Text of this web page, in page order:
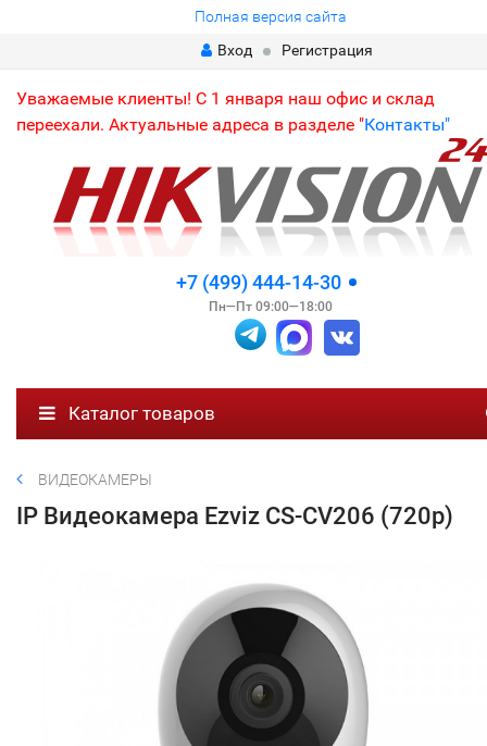
Полная версия сайта
Вход
Регистрация
Уважаемые клиенты! С 1 января наш офис и склад
переехали. Актуальные адреса в разделе "Контакты"
+7 (499) 444-14-30
Пн—Пт 09:00—18:00
Каталог товаров
ВИДЕОКАМЕРЫ
IP Видеокамера Ezviz CS-CV206 (720p)